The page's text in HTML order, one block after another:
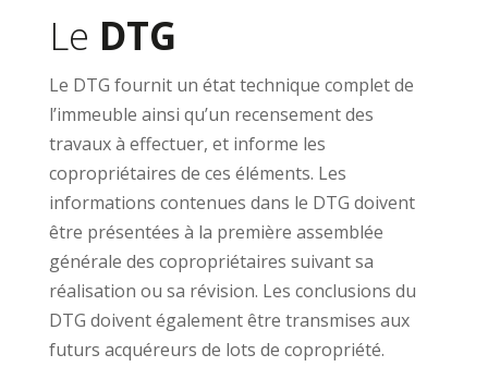
Le DTG
Le DTG fournit un état technique complet de
l’immeuble ainsi qu’un recensement des
travaux à effectuer, et informe les
copropriétaires de ces éléments. Les
informations contenues dans le DTG doivent
être présentées à la première assemblée
générale des copropriétaires suivant sa
réalisation ou sa révision. Les conclusions du
DTG doivent également être transmises aux
futurs acquéreurs de lots de copropriété.